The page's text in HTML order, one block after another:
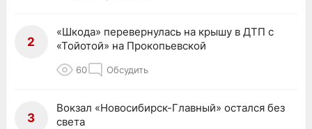
2
«Шкода» перевернулась на крышу в ДТП с
«Тойотой» на Прокопьевской
60 Обсудить
3
Вокзал «Новосибирск-Главный» остался без
света